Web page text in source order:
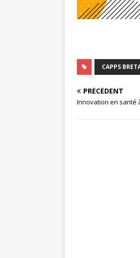
CAPPS
PRÉCÉDENT
Innovation en santé